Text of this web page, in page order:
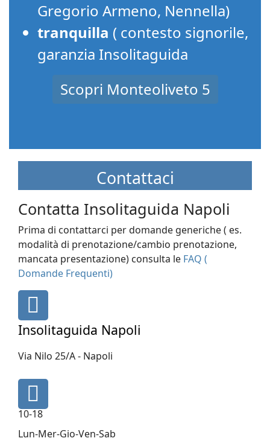
Gregorio Armeno, Nennella)
tranquilla ( contesto signorile,
garanzia Insolitaguida
Scopri Monteoliveto 5
Contattaci
Contatta Insolitaguida Napoli
Prima di contattarci per domande generiche ( es.
modalità di prenotazione/cambio prenotazione,
mancata presentazione) consulta le FAQ (
Domande Frequenti)
fas
map-
marker
Insolitaguida Napoli
Via Nilo 25/A - Napoli
fa
clock-
o
10-18
Lun-Mer-Gio-Ven-Sab